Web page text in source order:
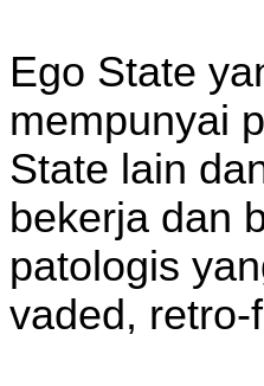
Ego State
mempunyai
State lain
bekerja dan
patologis
vaded,